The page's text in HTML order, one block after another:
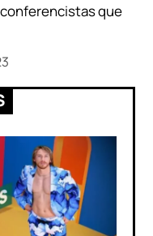
conferencistas que